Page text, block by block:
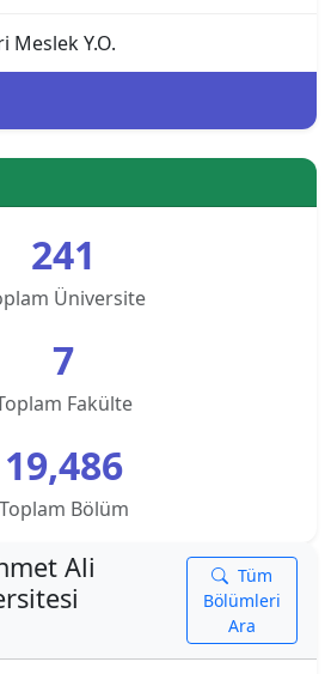
Veli Üniversitesi
Beyazıt Üniversitesi
Meslek Y.O.
241
Üniversite
7
Fakülte
19,486
Toplam Bölüm
Ali
Tüm
Bölümleri
Ara